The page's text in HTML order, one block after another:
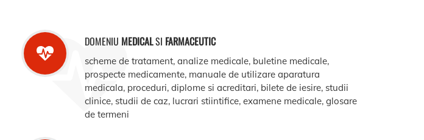
DOMENIU MEDICALSI FARMACEUTIC
scheme de tratament, analize medicale, buletine medicale,
prospecte medicamente, manuale de utilizare aparatura
medicala, proceduri, diplome si acreditari, bilete de iesire, studii
clinice, studii de caz, lucrari stiintifice, examene medicale, glosare
de termeni